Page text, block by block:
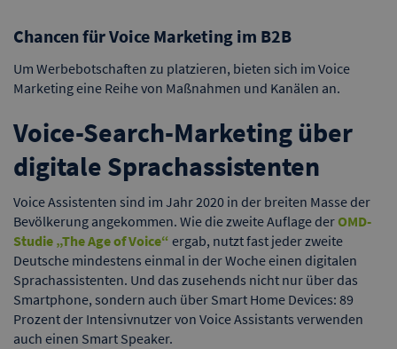
Chancen für Voice Marketing im B2B
Um Werbebotschaften zu platzieren, bieten sich im Voice
Marketing eine Reihe von Maßnahmen und Kanälen an.
Voice-Search-Marketing über
digitale Sprachassistenten
Voice Assistenten sind im Jahr 2020 in der breiten Masse der
Bevölkerung angekommen. Wie die zweite Auflage derOMD-
Studie „The Age of Voice“ ergab, nutzt fast jeder zweite
Deutsche mindestens einmal in der Woche einen digitalen
Sprachassistenten. Und das zusehends nicht nur über das
Smartphone, sondern auch über Smart Home Devices: 89
Prozent der Intensivnutzer von Voice Assistants verwenden
auch einen Smart Speaker.